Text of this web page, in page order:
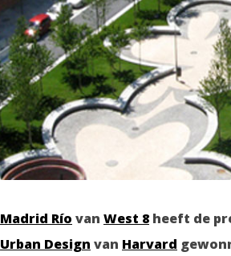
Madrid Río van West 8 heeft de
Urban Design van Harvard